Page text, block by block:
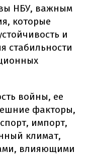
НБУ, важным
которые
и
стабильности
войны, ее
факторы,
импорт,
климат,
влияющими